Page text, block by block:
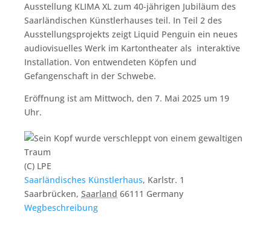
Ausstellung KLIMA XL zum 40-jährigen Jubiläum des
Saarländischen Künstlerhauses teil. In Teil 2 des
Ausstellungsprojekts zeigt Liquid Penguin ein neues
audiovisuelles Werk im Kartontheater als interaktive
Installation. Von entwendeten Köpfen und
Gefangenschaft in der Schwebe.
Eröffnung ist am Mittwoch, den 7. Mai 2025 um 19
Uhr.
(C) LPE
Saarländisches Künstlerhaus, Karlstr. 1
Saarbrücken, Saarland 66111 Germany
Wegbeschreibung